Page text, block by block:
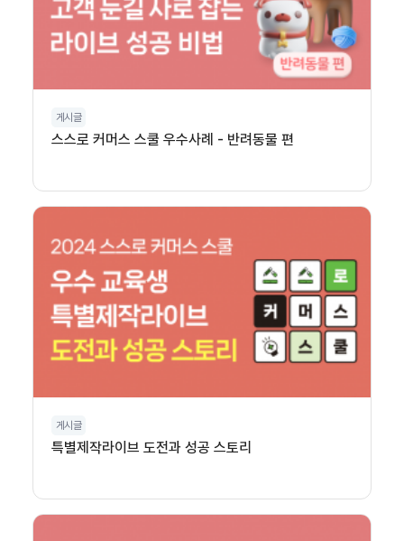
게시글
스스로 커머스 스쿨 우수사례 - 반려동물 편
게시글
특별제작라이브 도전과 성공 스토리